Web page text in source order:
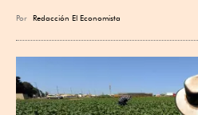
Por Redacción El Economista